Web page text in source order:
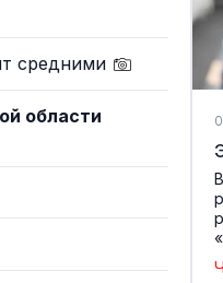
средними
области